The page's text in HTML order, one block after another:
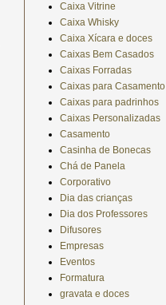
Caixa Vitrine
Caixa Whisky
Caixa Xícara e doces
Caixas Bem Casados
Caixas Forradas
Caixas para Casamento
Caixas para padrinhos
Caixas Personalizadas
Casamento
Casinha de Bonecas
Chá de Panela
Corporativo
Dia das crianças
Dia dos Professores
Difusores
Empresas
Eventos
Formatura
gravata e doces